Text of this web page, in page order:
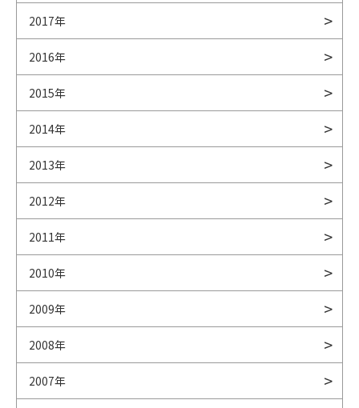
2017年
2016年
2015年
2014年
2013年
2012年
2011年
2010年
2009年
2008年
2007年